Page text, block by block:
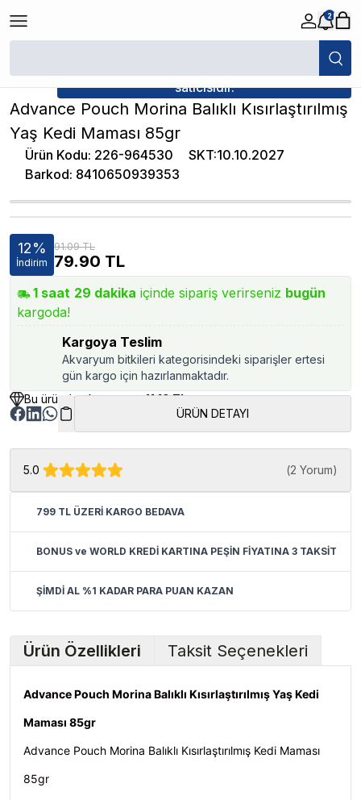
2
/ Advance Pouch Morina Balıklı
satıcısıdır.
Advance Pouch Morina Balıklı Kısırlaştırılmış
Yaş Kedi Maması 85gr
Ürün Kodu: 226-964530 SKT:10.10.2027
Barkod: 8410650939353
12%
İndirim
91.09 TL
79.90 TL
1 saat 29 dakika içinde sipariş verirseniz bugün
kargoda!
Kargoya Teslim
Akvaryum bitkileri kategorisindeki siparişler ertesi
gün kargo için hazırlanmaktadır.
Bu üründen kazancınız11.19 TL
ÜRÜN DETAYI
5.0 (2 Yorum)
799 TL ÜZERİ KARGO BEDAVA
BONUS ve WORLD KREDİ KARTINA PEŞİN FİYATINA 3 TAKSİT
ŞİMDİ AL %1 KADAR PARA PUAN KAZAN
Ürün Özellikleri Taksit Seçenekleri
Advance Pouch Morina Balıklı Kısırlaştırılmış Yaş Kedi
Maması 85gr
Advance Pouch Morina Balıklı Kısırlaştırılmış Kedi Maması
85gr